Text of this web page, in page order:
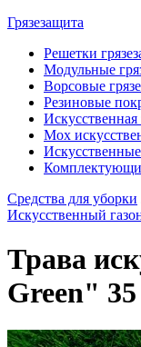
Грязезащита
Решетки
Модульные
Ворсовые
Резиновые
Искусственная
Мох
Средства для уборки
Искусственный
Трава
Green" 35